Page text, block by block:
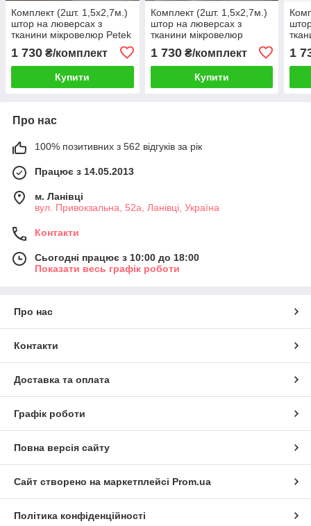
Комплект (2шт. 1,5х2,7м.)
штор на люверсах з
тканини мікровелюр Petek
YL. Колір коричневий. Код
1802ш 37-0268
1 730 ₴/комплект
Купити
Комплект (2шт. 1,5х2,7м.)
штор на люверсах з
тканини мікровелюр
Petek. Колір світло-сірий.
Код 1477ш 37-0165
1 730₴/комплект
Купити
Код
1
Про нас
100% позитивних з 562 відгуків за рік
Працює з 14.05.2013
м. Ланівці
вул. Привокзальна, 52а, Ланівці, Україна
Контакти
Сьогодні працює з 10:00 до 18:00
Показати весь графік роботи
Про нас
Контакти
Доставка та оплата
Графік роботи
Повна версія сайту
Сайт створено на маркетплейсі Prom.ua
Політика конфіденційності